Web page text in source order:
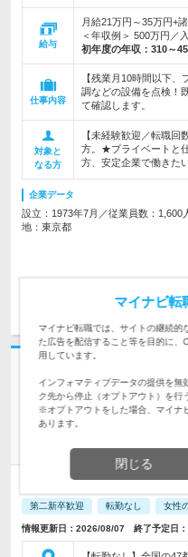
給与
月給21万円～35万円+
＜年収例＞ 500万円／
初年度の年収： 310～
仕事内容
【残業月10時間以下
調などの設備を点検！
て確認します。
対象と
なる方
【未経験歓迎／転職回
方。★プライベートと
方、安定企業で働きた
企業データ
設立：1973年7月／従業員数：1,600
地：東京都
求人詳細を見る
大同生命保険株式会社 | 転勤な
多数在籍
平均給与48.8万円★創業120
第二新卒歓迎 転勤なし 女性
情報更新日：2026/08/07 終了予定日
マイナビ転
マイナビ転職では、サイトの継続的
た広告を配信すること等を目的に、
用しています。
インフォマティブデータの提供を無
ク先から停止（オプトアウト）を行
※オプトアウトをした場合、マイナ
あります。
閉じる